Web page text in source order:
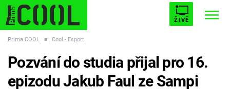
ŽIVĚ
ESCAPE PLNEJ KOTEL AVENGERS 5
Prima COOL ■ Cool - Esport
Pozvání do studia přijal pro 16.
epizodu Jakub Faul ze Sampi